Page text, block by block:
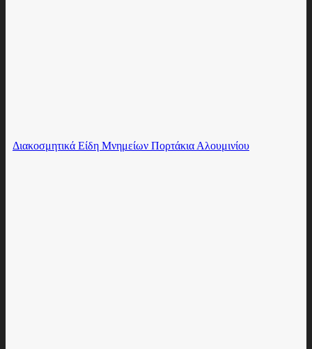
Διακοσμητικά Είδη Μνημείων Πορτάκια Αλουμινίου